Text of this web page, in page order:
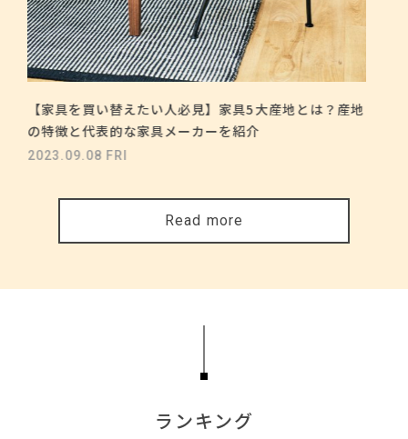
【家具を買い替えたい人必見】家具5大産地とは？産地
の特徴と代表的な家具メーカーを紹介
2023.09.08 FRI
Read more
ランキング